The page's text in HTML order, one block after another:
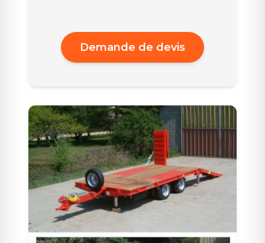
Demande de devis